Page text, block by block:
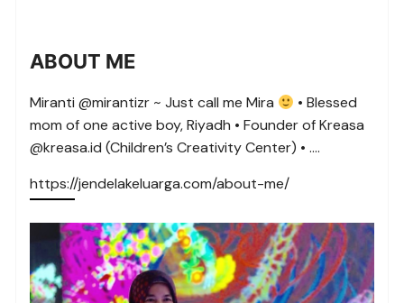
ABOUT ME
Miranti @mirantizr ~ Just call me Mira
• Blessed
mom of one active boy, Riyadh • Founder of Kreasa
@kreasa.id (Children’s Creativity Center) • ….
https://jendelakeluarga.com/about-me/